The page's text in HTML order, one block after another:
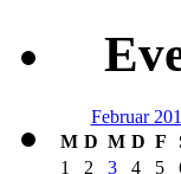
Februar
M D M D F
1
2 3 4 5